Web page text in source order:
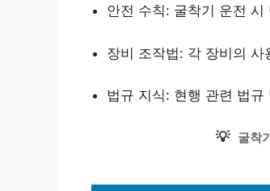
안전 수칙: 굴착기 운전
장비 조작법: 각 장비의 사
법규 지식: 현행 관련 법규
💡 굴착